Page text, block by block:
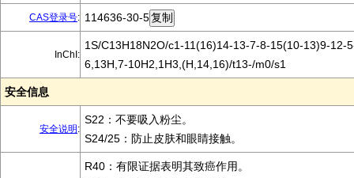
CAS登录号: 114636-30-5
InChI:
1S/C13H18N2O/c1-11(16)14-13-7-8-15(10-13)9-12-
6,13H,7-10H2,1H3,(H,14,16)/t13-/m0/s1
安全信息
安全说明 :
S22：不要吸入粉尘。
S24/25：防止皮肤和眼睛接触。
R40：有限证据表明其致癌作用。